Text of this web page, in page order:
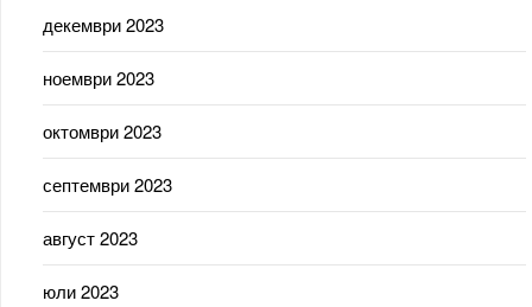
декември 2023
ноември 2023
октомври 2023
септември 2023
август 2023
юли 2023